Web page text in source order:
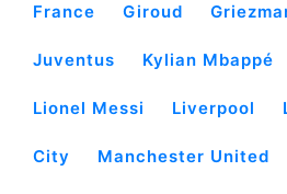
France Giroud
Juventus Kylian Mbappé
Lionel Messi Liverpool
City Manchester United